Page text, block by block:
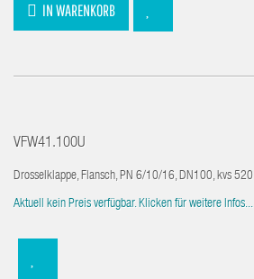
IN WARENKORB
VFW41.100U
Drosselklappe, Flansch, PN 6/10/16, DN100, kvs 520
Aktuell kein Preis verfügbar. Klicken für weitere Infos...